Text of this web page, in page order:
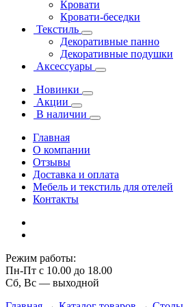
Кровати
Кровати-беседки
Текстиль
Декоративные панно
Декоративные подушки
Аксессуары
Новинки
Акции
В наличии
Главная
О компании
Отзывы
Доставка и оплата
Мебель и текстиль для отелей
Контакты
Режим работы:
Пн-Пт с 10.00 до 18.00
Сб, Вс — выходной